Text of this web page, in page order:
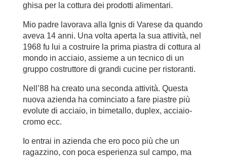
ghisa per la cottura dei prodotti alimentari.
Mio padre lavorava alla Ignis di Varese da quando
aveva 14 anni. Una volta aperta la sua attività, nel
1968 fu lui a costruire la prima piastra di cottura al
mondo in acciaio, assieme a un tecnico di un
gruppo costruttore di grandi cucine per ristoranti.
Nell’88 ha creato una seconda attività. Questa
nuova azienda ha cominciato a fare piastre più
evolute di acciaio, in bimetallo, duplex, acciaio-
cromo ecc.
Io entrai in azienda che ero poco più che un
ragazzino, con poca esperienza sul campo, ma